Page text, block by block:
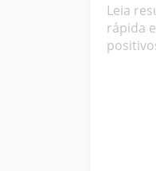
Leia
rápida